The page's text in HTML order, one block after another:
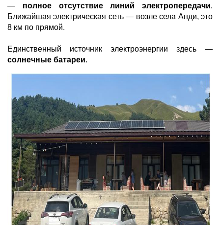
— полное отсутствие линий электропередачи.
Ближайшая электрическая сеть — возле села Анди, это
8 км по прямой.
Единственный источник электроэнергии здесь —
солнечные батареи.